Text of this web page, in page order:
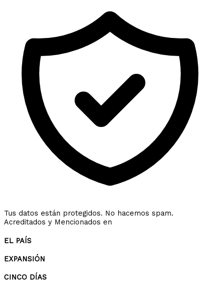
Tus datos están protegidos. No hacemos spam.
Acreditados y Mencionados en
EL PAÍS
EXPANSIÓN
CINCO DÍAS